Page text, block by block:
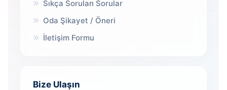
Sıkça Sorulan Sorular
Oda Şikayet / Öneri
İletişim Formu
Bize Ulaşın